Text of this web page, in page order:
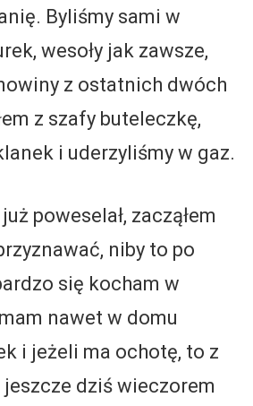
Byliśmy sami w
wesoły jak zawsze,
z ostatnich dwóch
z szafy buteleczkę,
i uderzyliśmy w gaz.
poweselał, zacząłem
niby to po
się kocham w
nawet w domu
i jeżeli ma ochotę, to z
dziś wieczorem